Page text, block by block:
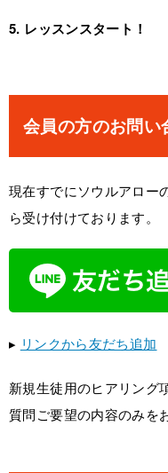
5. レッスンスタート！
会員の方のお問い
現在すでにソウルアロー
ら受け付けております。
▸ リンクから友だち追加
新規生徒用のヒアリング
質問ご要望の内容のみを